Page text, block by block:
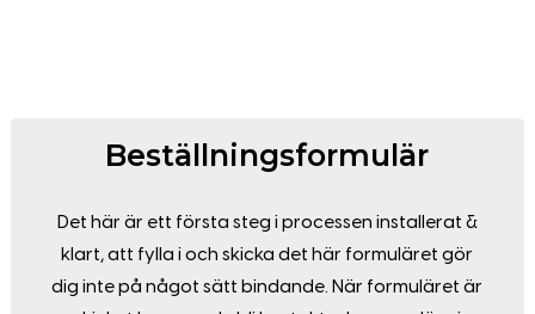
Beställningsformulär
Det här är ett första steg i processen installerat &
klart, att fylla i och skicka det här formuläret gör
dig inte på något sätt bindande. När formuläret är